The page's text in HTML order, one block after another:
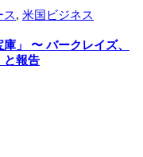
ス, 米国ビジネス
」 〜 バークレイズ、
と報告